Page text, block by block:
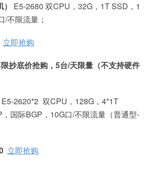
E5-2680 双CPU，32G，1T SSD，1
/不限流量；
立即抢购
抄底价抢购，5台/天限量 （不支持硬件
E5-2620*2 双CPU，128G，4*1T
国际BGP，10G口/不限流量（普通型-
立即抢购